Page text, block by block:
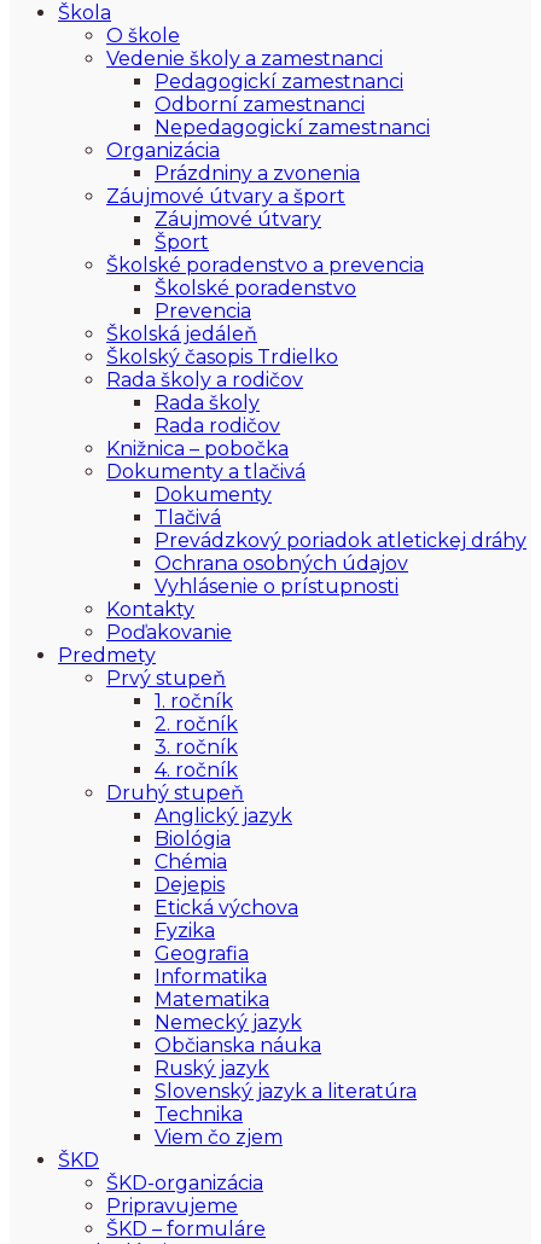
Škola
O škole
Vedenie školy a zamestnanci
Pedagogickí zamestnanci
Odborní zamestnanci
Nepedagogickí zamestnanci
Organizácia
Prázdniny a zvonenia
Záujmové útvary a šport
Záujmové útvary
Šport
Školské poradenstvo a prevencia
Školské poradenstvo
Prevencia
Školská jedáleň
Školský časopis Trdielko
Rada školy a rodičov
Rada školy
Rada rodičov
Knižnica – pobočka
Dokumenty a tlačivá
Dokumenty
Tlačivá
Prevádzkový poriadok atletickej dráhy
Ochrana osobných údajov
Vyhlásenie o prístupnosti
Kontakty
Poďakovanie
Predmety
Prvý stupeň
1. ročník
2. ročník
3. ročník
4. ročník
Druhý stupeň
Anglický jazyk
Biológia
Chémia
Dejepis
Etická výchova
Fyzika
Geografia
Informatika
Matematika
Nemecký jazyk
Občianska náuka
Ruský jazyk
Slovenský jazyk a literatúra
Technika
Viem čo zjem
ŠKD
ŠKD-organizácia
Pripravujeme
ŠKD – formuláre